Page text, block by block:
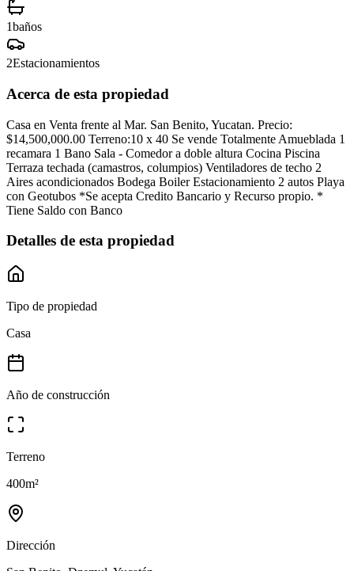
1baños
2Estacionamientos
Acerca de esta propiedad
Casa en Venta frente al Mar. San Benito, Yucatan. Precio:
$14,500,000.00 Terreno:10 x 40 Se vende Totalmente Amueblada 1
recamara 1 Bano Sala - Comedor a doble altura Cocina Piscina
Terraza techada (camastros, columpios) Ventiladores de techo 2
Aires acondicionados Bodega Boiler Estacionamiento 2 autos Playa
con Geotubos *Se acepta Credito Bancario y Recurso propio. *
Tiene Saldo con Banco
Detalles de esta propiedad
Tipo de propiedad
Casa
Año de construcción
Terreno
400m²
Dirección